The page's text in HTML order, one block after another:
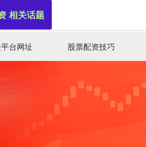
台网址 股票配资技巧
相关话题